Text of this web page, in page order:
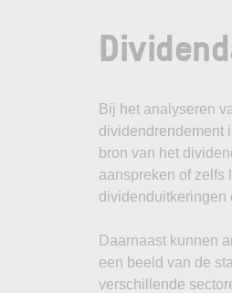
Bij het analyseren
dividendrendement
bron van het
aanspreken of zelfs
dividenduitkeringen
Daarnaast kunnen
een beeld van de
verschillende